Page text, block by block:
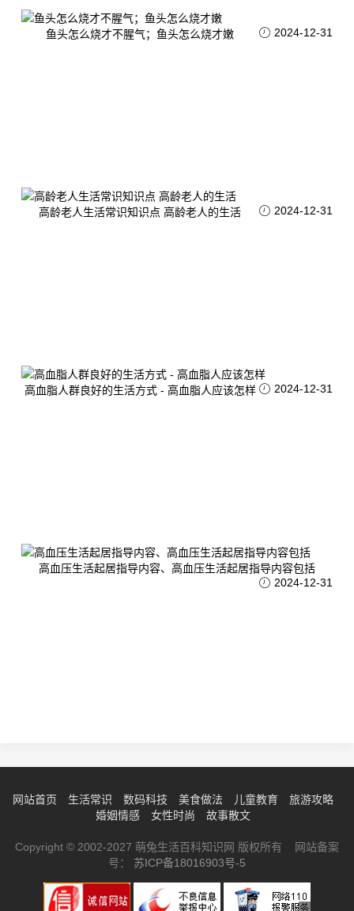
鱼头怎么烧才不腥气；鱼头怎么烧才嫩 2024-12-31
高龄老人生活常识知识点 高龄老人的生活 2024-12-31
高血脂人群良好的生活方式 - 高血脂人应该怎样 2024-12-31
高血压生活起居指导内容、高血压生活起居指导内容包括
2024-12-31
网站首页 生活常识 数码科技 美食做法 儿童教育
旅游攻略
婚姻情感
女性时尚 故事散文
Copyright © 2002-2027 萌兔生活百科知识网 版权所有 网站备案
号： 苏ICP备18016903号-5